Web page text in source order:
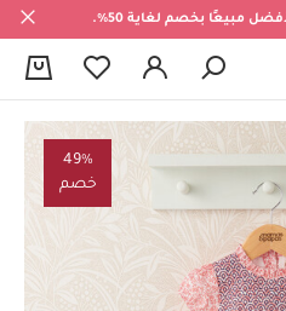
مبيعًا بخصم لغاية 50%.
49%
خصم